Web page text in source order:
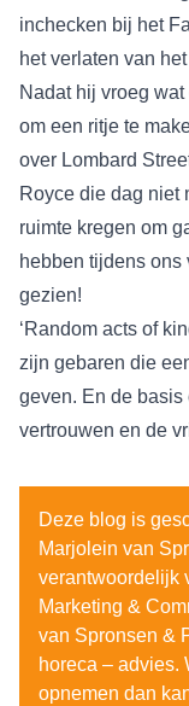
inchecken bij het
het verlaten van
Nadat hij vroeg
om een ritje te
over Lombard
Royce die dag niet
ruimte kregen om
hebben tijdens ons
gezien!
‘Random acts of
zijn gebaren die
geven. En de
vertrouwen en de
Deze blog is
Marjolein van
verantwoordelijk
Marketing &
van Spronsen &
horeca – advies.
opnemen dan